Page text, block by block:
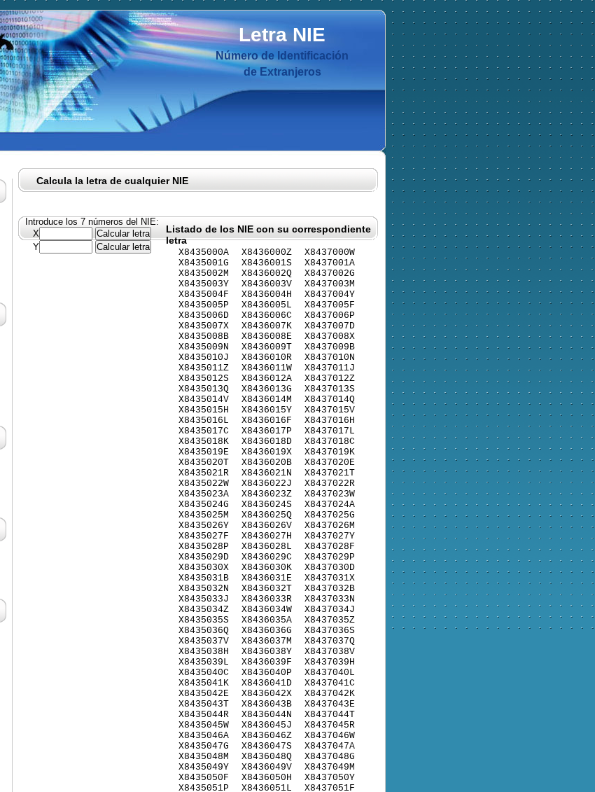
Letra NIE
Número de Identificación
de Extranjeros
Calcula la letra de cualquier NIE
Introduce los 7 números del NIE:
X
Y
Listado de los NIE con su correspondiente
letra
X8435000A
X8435001G
X8435002M
X8435003Y
X8435004F
X8435005P
X8435006D
X8435007X
X8435008B
X8435009N
X8435010J
X8435011Z
X8435012S
X8435013Q
X8435014V
X8435015H
X8435016L
X8435017C
X8435018K
X8435019E
X8435020T
X8435021R
X8435022W
X8435023A
X8435024G
X8435025M
X8435026Y
X8435027F
X8435028P
X8435029D
X8435030X
X8435031B
X8435032N
X8435033J
X8435034Z
X8435035S
X8435036Q
X8435037V
X8435038H
X8435039L
X8435040C
X8435041K
X8435042E
X8435043T
X8435044R
X8435045W
X8435046A
X8435047G
X8435048M
X8435049Y
X8435050F
X8435051P
X8436000Z
X8436001S
X8436002Q
X8436003V
X8436004H
X8436005L
X8436006C
X8436007K
X8436008E
X8436009T
X8436010R
X8436011W
X8436012A
X8436013G
X8436014M
X8436015Y
X8436016F
X8436017P
X8436018D
X8436019X
X8436020B
X8436021N
X8436022J
X8436023Z
X8436024S
X8436025Q
X8436026V
X8436027H
X8436028L
X8436029C
X8436030K
X8436031E
X8436032T
X8436033R
X8436034W
X8436035A
X8436036G
X8436037M
X8436038Y
X8436039F
X8436040P
X8436041D
X8436042X
X8436043B
X8436044N
X8436045J
X8436046Z
X8436047S
X8436048Q
X8436049V
X8436050H
X8436051L
X8437000W
X8437001A
X8437002G
X8437003M
X8437004Y
X8437005F
X8437006P
X8437007D
X8437008X
X8437009B
X8437010N
X8437011J
X8437012Z
X8437013S
X8437014Q
X8437015V
X8437016H
X8437017L
X8437018C
X8437019K
X8437020E
X8437021T
X8437022R
X8437023W
X8437024A
X8437025G
X8437026M
X8437027Y
X8437028F
X8437029P
X8437030D
X8437031X
X8437032B
X8437033N
X8437034J
X8437035Z
X8437036S
X8437037Q
X8437038V
X8437039H
X8437040L
X8437041C
X8437042K
X8437043E
X8437044T
X8437045R
X8437046W
X8437047A
X8437048G
X8437049M
X8437050Y
X8437051F